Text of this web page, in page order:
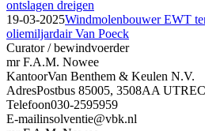
ontslagen dreigen
19-03-2025Windmolenbouwer EWT
oliemiljardair Van Poeck
Curator / bewindvoerder
mr F.A.M. Nowee
KantoorVan Benthem & Keulen N.V.
AdresPostbus 85005, 3508AA
Telefoon030-2595959
E-mailinsolventie@vbk.nl